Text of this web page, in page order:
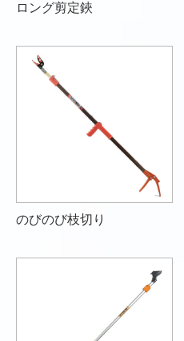
ロング剪定鋏
のびのび枝切り